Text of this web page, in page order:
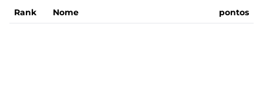
Rank Nome pontos